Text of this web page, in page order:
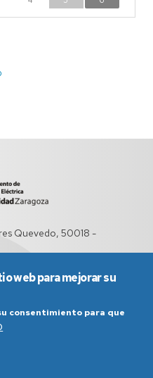
Quevedo, 50018 -
generales de uso
web para mejorar su
consentimiento para que